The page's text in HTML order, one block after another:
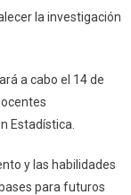
la investigación
a cabo el 14 de
Estadística.
y las habilidades
para futuros